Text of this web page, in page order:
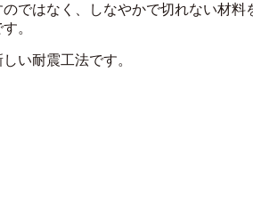
ではなく、しなやかで切れない材
。
い耐震工法です。